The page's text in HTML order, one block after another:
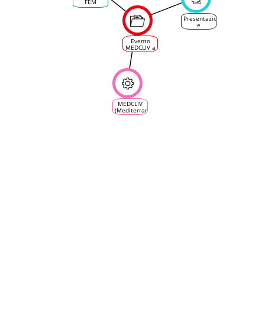
Evento
MEDCLIV a
SIMEI,
18.11.2022
- Risposte
dai
partecipanti
FEM
MEDCLIV
(Mediterranean
Climate
Presentazioni
e
sondaggio